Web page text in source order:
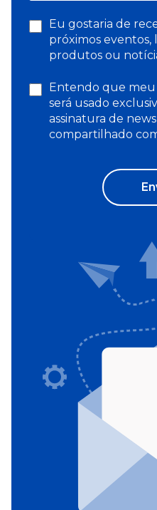
Eu gostaria de
próximos
produtos ou
Entendo que meu
será usado
assinatura de
compartilhado